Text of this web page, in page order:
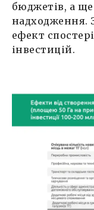
бюджетів, а
надходження.
ефект
інвестицій.